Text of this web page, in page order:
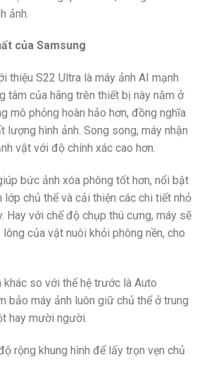
ảnh.
của Samsung
thiệu S22 Ultra là máy ảnh AI mạnh
tâm của hãng trên thiết bị này nằm ở
mô phỏng hoàn hảo hơn, đồng nghĩa
lượng hình ảnh. Song song, máy nhận
vật với độ chính xác cao hơn.
bức ảnh xóa phông tốt hơn, nổi bật
lớp chủ thể và cải thiện các chi tiết nhỏ
Hay với chế độ chụp thú cưng, máy sẽ
của vật nuôi khỏi phông nền, cho
so với thế hệ trước là Auto
bảo máy ảnh luôn giữ chủ thể ở trung
hay mười người.